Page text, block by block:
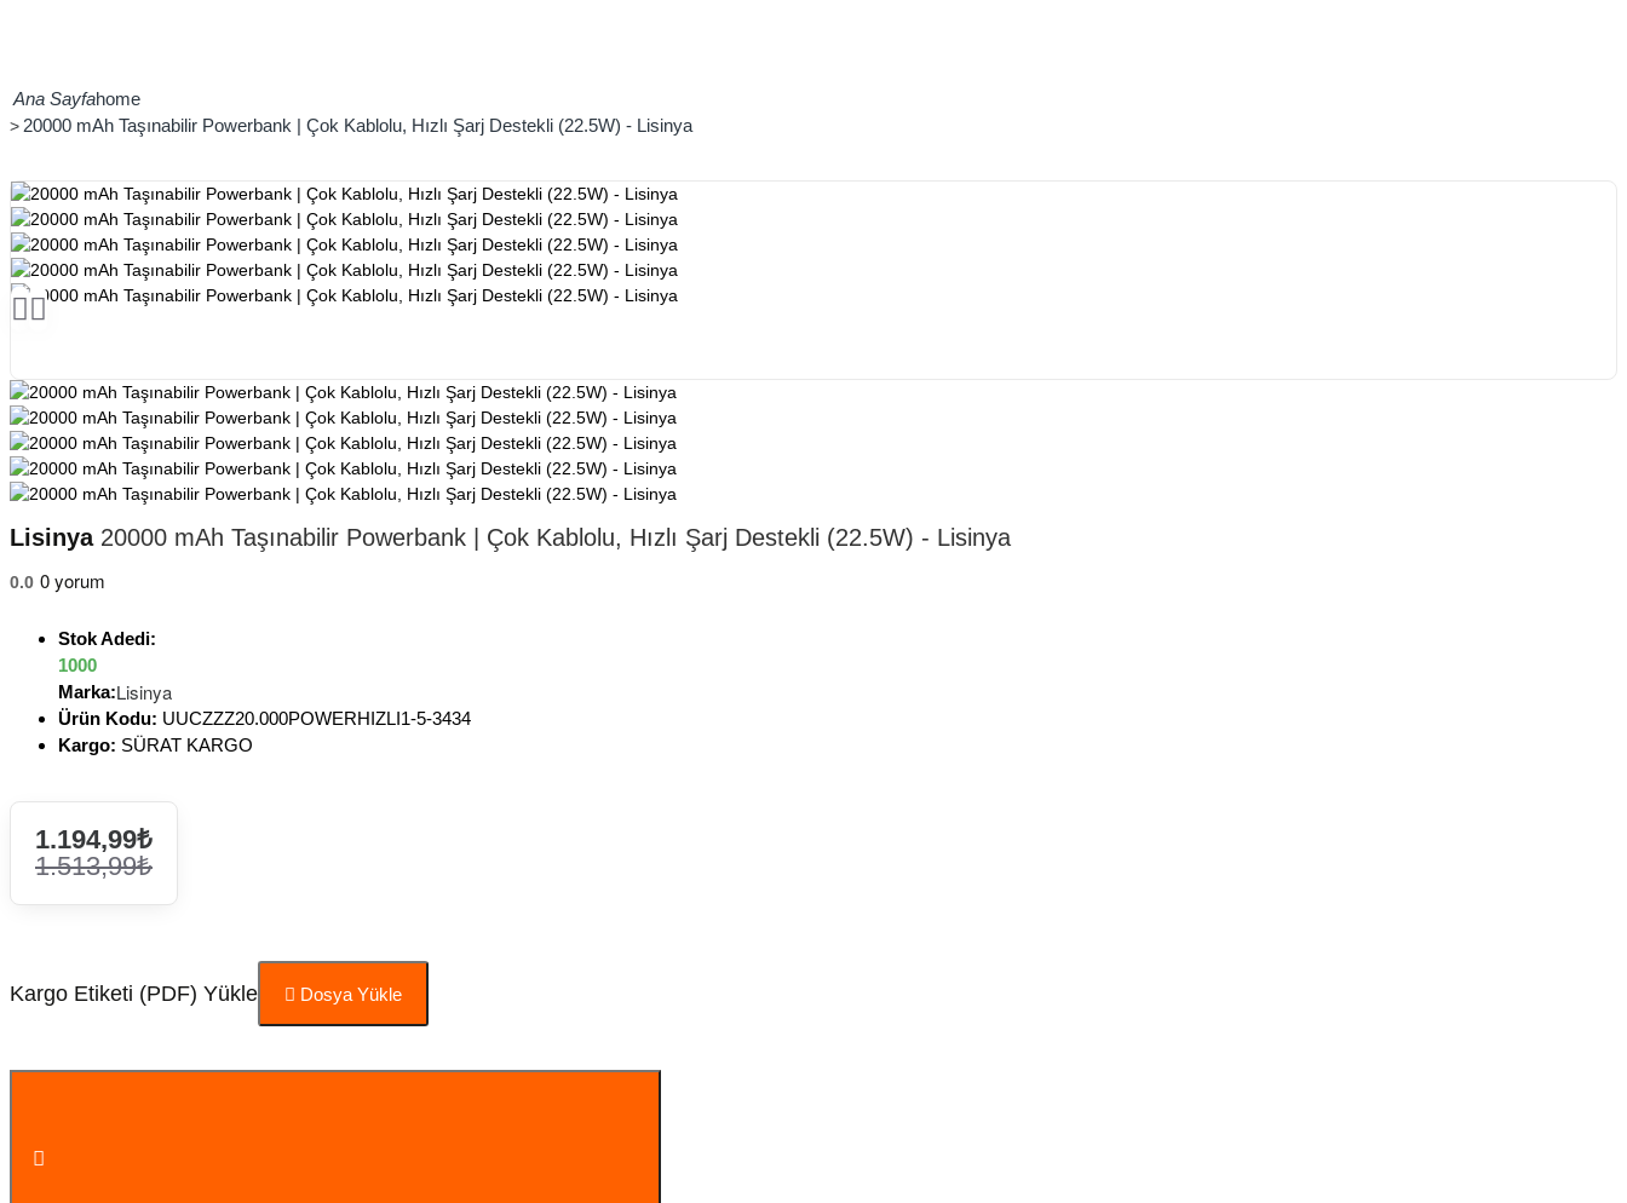
home
20000 mAh Taşınabilir Powerbank | Çok Kablolu, Hızlı Şarj Destekli (22.5W) - Lisinya
Lisinya20000 mAh Taşınabilir Powerbank | Çok Kablolu, Hızlı Şarj Destekli (22.5W) - Lisinya
0.0 0 yorum
Stok Adedi:
1000
Marka:Lisinya
Ürün Kodu: UUCZZZ20.000POWERHIZLI1-5-3434
Kargo: SÜRAT KARGO
1.194,99₺
1.513,99₺
Kargo Etiketi (PDF) Yükle Dosya Yükle